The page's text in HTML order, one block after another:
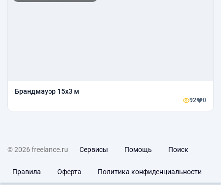
Брандмауэр 15х3 м
92 0
© 2026 freelance.ru Сервисы Помощь Поиск
Правила Оферта Политика конфиденциальности